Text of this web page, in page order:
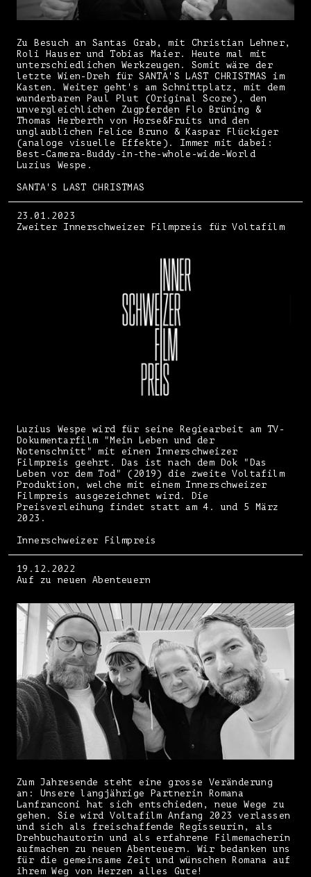
Zu Besuch an Santas Grab, mit Christian Lehner,
Roli Hauser und Tobias Maier. Heute mal mit
unterschiedlichen Werkzeugen. Somit wäre der
letzte Wien-Dreh für SANTA'S LAST CHRISTMAS im
Kasten. Weiter geht's am Schnittplatz, mit dem
wunderbaren Paul Plut (Original Score), den
unvergleichlichen Zugpferden Flo Brüning &
Thomas Herberth von Horse&Fruits und den
unglaublichen Felice Bruno & Kaspar Flückiger
(analoge visuelle Effekte). Immer mit dabei:
Best-Camera-Buddy-in-the-whole-wide-World
Luzius Wespe.
SANTA'S LAST CHRISTMAS
23.01.2023
Zweiter Innerschweizer Filmpreis für Voltafilm
Luzius Wespe wird für seine Regiearbeit am TV-
Dokumentarfilm "Mein Leben und der
Notenschnitt" mit einen Innerschweizer
Filmpreis geehrt. Das ist nach dem Dok "Das
Leben vor dem Tod" (2019) die zweite Voltafilm
Produktion, welche mit einem Innerschweizer
Filmpreis ausgezeichnet wird. Die
Preisverleihung findet statt am 4. und 5 März
2023.
Innerschweizer Filmpreis
19.12.2022
Auf zu neuen Abenteuern
Zum Jahresende steht eine grosse Veränderung
an: Unsere langjährige Partnerin Romana
Lanfranconi hat sich entschieden, neue Wege zu
gehen. Sie wird Voltafilm Anfang 2023 verlassen
und sich als freischaffende Regisseurin, als
Drehbuchautorin und als erfahrene Filmemacherin
aufmachen zu neuen Abenteuern. Wir bedanken uns
für die gemeinsame Zeit und wünschen Romana auf
ihrem Weg von Herzen alles Gute!